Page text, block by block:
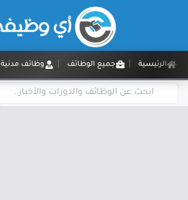
الرئيسية جميع الوظائف وظائف مدنية